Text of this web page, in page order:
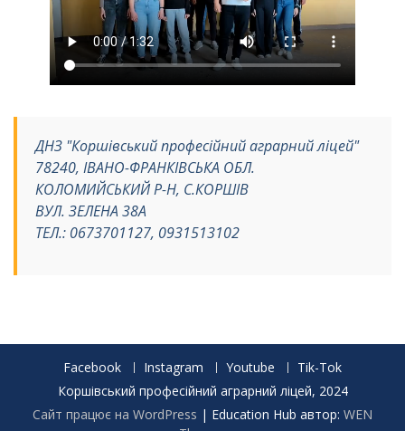
ДНЗ "Коршівський професійний аграрний ліцей"
78240, ІВАНО-ФРАНКІВСЬКА ОБЛ.
КОЛОМИЙСЬКИЙ Р-Н, С.КОРШІВ
ВУЛ. ЗЕЛЕНА 38А
ТЕЛ.: 0673701127, 0931513102
Facebook Instagram Youtube
Tik-Tok
Коршівський професійний аграрний ліцей, 2024
Сайт працює на WordPress | Education Hub автор: WEN